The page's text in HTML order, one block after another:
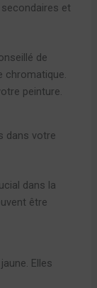
et
de
chromatique.
peinture.
dans votre
dans la
être
Elles